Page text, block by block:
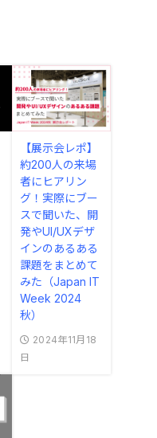
【展示会レポ】
約200人の来場
者にヒアリン
グ！実際にブー
スで聞いた、開
発やUI/UXデザ
インのあるある
課題をまとめて
みた（Japan IT
Week 2024
秋）
2024年11月18
日